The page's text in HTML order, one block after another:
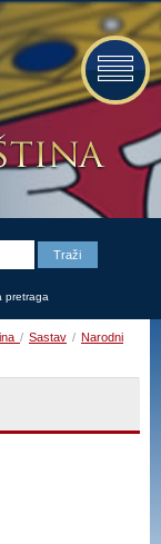
pretraga
/ Sastav / Narodni